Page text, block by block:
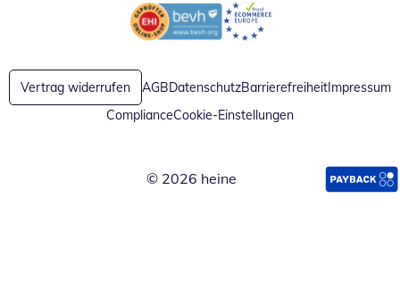
Öffnet in neuem FensterÖffnet in neuem Fenster
Vertrag widerrufen AGBDatenschutzBarrierefreiheitImpressum
ComplianceCookie-Einstellungen
© 2026 heine